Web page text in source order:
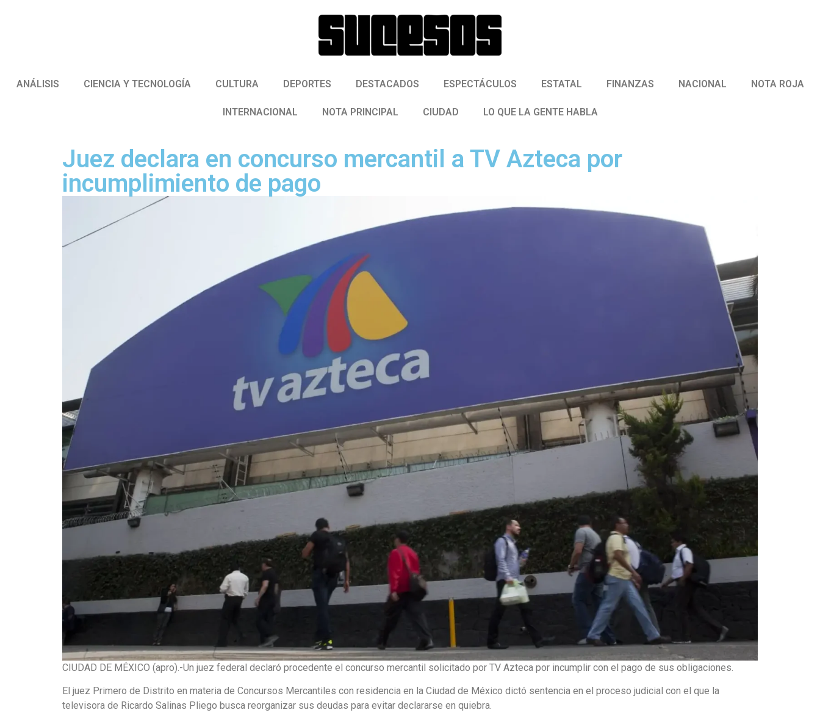
ANÁLISIS CIENCIA Y TECNOLOGÍA CULTURA DEPORTES DESTACADOS ESPECTÁCULOS ESTATAL FINANZAS NACIONAL NOTA ROJA
INTERNACIONAL NOTA PRINCIPAL CIUDAD LO QUE LA GENTE HABLA
Juez declara en concurso mercantil a TV Azteca por
incumplimiento de pago
CIUDAD DE MÉXICO (apro).-Un juez federal declaró procedente el concurso mercantil solicitado por TV Azteca por incumplir con el pago de sus obligaciones.
El juez Primero de Distrito en materia de Concursos Mercantiles con residencia en la Ciudad de México dictó sentencia en el proceso judicial con el que la
televisora de Ricardo Salinas Pliego busca reorganizar sus deudas para evitar declararse en quiebra.